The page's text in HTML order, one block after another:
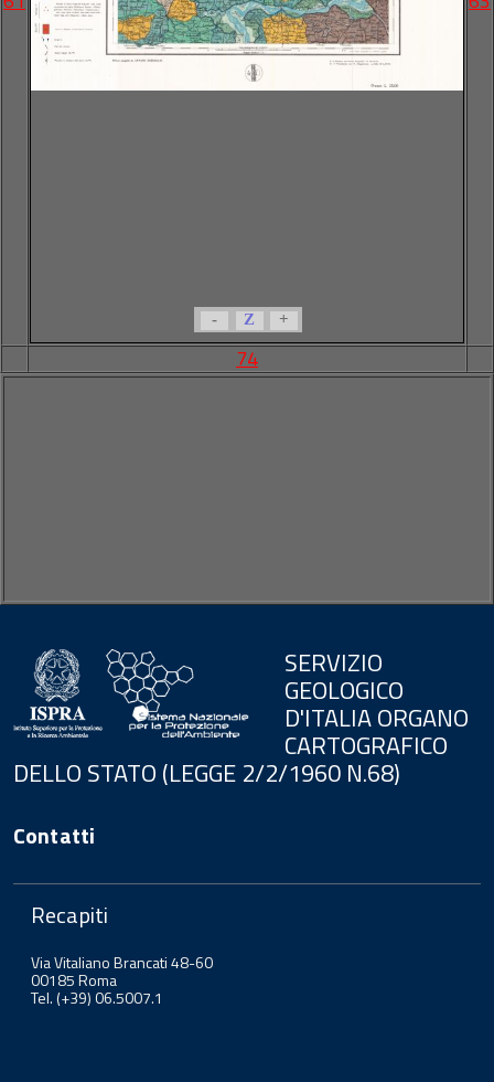
- Z +
74
SERVIZIO
GEOLOGICO
D'ITALIA ORGANO
CARTOGRAFICO
DELLO STATO (LEGGE 2/2/1960 N.68)
Contatti
Recapiti
Via Vitaliano Brancati 48-60
00185 Roma
Tel. (+39) 06.5007.1